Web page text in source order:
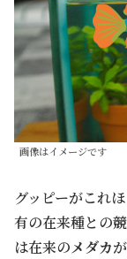
画像はイメージです
グッピーがこれ
有の在来種との
は在来のメダカ